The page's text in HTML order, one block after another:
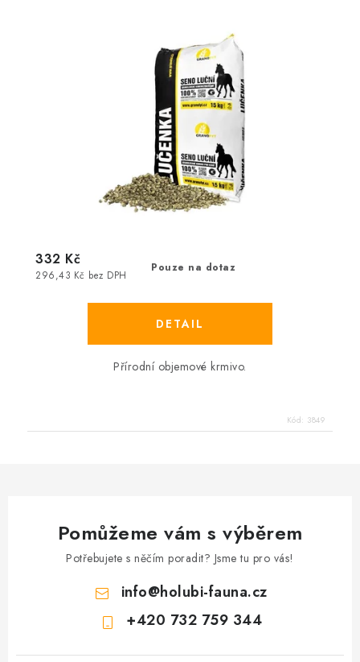
Pouze na dotaz
296,43 Kč bez DPH
332 Kč
Přírodní objemové krmivo.
Kód: 3849
Pomůžeme vám s výběrem
Potřebujete s něčím poradit? Jsme tu pro vás!
info@holubi-fauna.cz
+420 732 759 344